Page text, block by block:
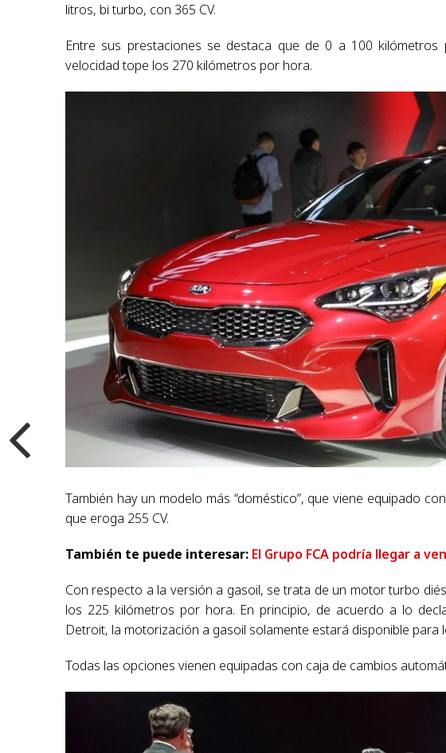
litros, bi turbo, con 365 CV.
Entre sus prestaciones se destaca que de 0 a 100
velocidad tope los 270 kilómetros por hora.
También hay un modelo más “doméstico”, que viene equipado
que eroga 255 CV.
También te puede interesar: El Grupo FCA podría llegar a
Con respecto a la versión a gasoil, se trata de un motor turbo
los 225 kilómetros por hora. En principio, de acuerdo a lo
Detroit, la motorización a gasoil solamente estará disponible para
Todas las opciones vienen equipadas con caja de cambios